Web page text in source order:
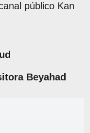
público Kan
Beyahad